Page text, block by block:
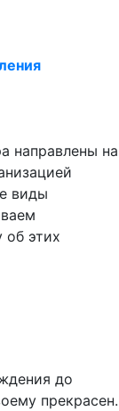
направлены на
виды
этих
до
прекрасен.